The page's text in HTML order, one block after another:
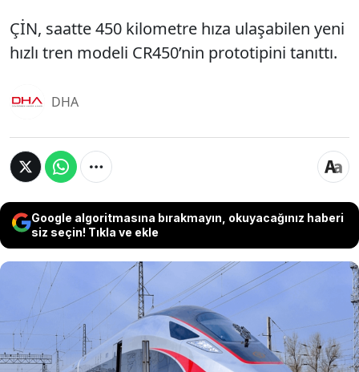
ÇİN, saatte 450 kilometre hıza ulaşabilen yeni
hızlı tren modeli CR450’nin prototipini tanıttı.
DHA
Google algoritmasına bırakmayın, okuyacağınız haberi
siz seçin! Tıkla ve ekle
ÇİN, saatte 450 kilometre hıza
ulaşabilen yeni hızlı tren modeli